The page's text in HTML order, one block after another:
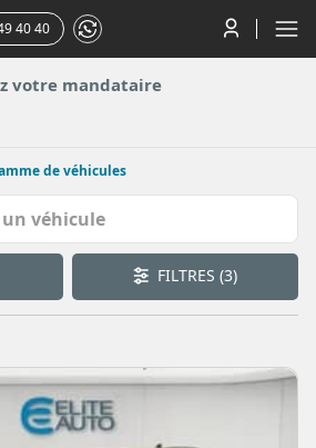
40 40
votre mandataire
de véhicules
FILTRES(3)